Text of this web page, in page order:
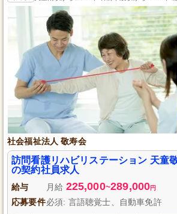
社会福祉法人 敬寿会
訪問看護リハビリステーション 天童
の契約社員求人
給与 月給 225,000~289,000円
応募要件必須: 言語聴覚士、自動車免許